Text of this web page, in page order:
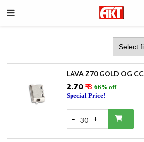
LAVA Z70 GOLD OG CC
₹2.70₹ 8 66% off
Special Price!
- 30 +